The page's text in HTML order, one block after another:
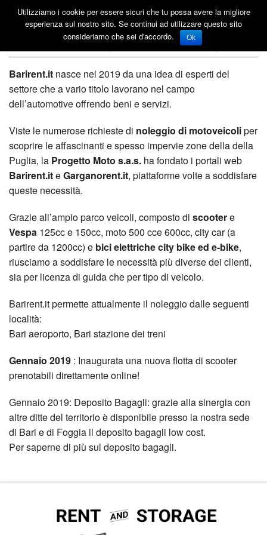
Bari Rent & Store
BariRent – Chi siamo
Barirent.it nasce nel 2019 da una idea di esperti del
settore che a vario titolo lavorano nel campo
dell’automotive offrendo beni e servizi.
Viste le numerose richieste di noleggio di motoveicoliper
scoprire le affascinanti e spesso impervie zone della della
Puglia, la Progetto Moto s.a.s. ha fondato i portali web
Barirent.iteGarganorent.it, piattaforme volte a soddisfare
queste necessità.
Grazie all’ampio parco veicoli, composto di scootere
Vespa 125cc e 150cc, moto 500 cce 600cc, city car (a
partire da 1200cc) e bici elettriche city bike ed e-bike,
riusciamo a soddisfare le necessità più diverse dei clienti,
sia per licenza di guida che per tipo di veicolo.
Barirent.it permette attualmente il noleggio dalle seguenti
località:
Bari aeroporto, Bari stazione dei treni
Gennaio 2019 : Inaugurata una nuova flotta di scooter
prenotabili direttamente online!
Gennaio 2019: Deposito Bagagli: grazie alla sinergia con
altre ditte del territorio è disponibile presso la nostra sede
di Bari e di Foggia il deposito bagagli low cost.
Per saperne di più sul deposito bagagli.
Utilizziamo i cookie per essere sicuri che tu possa avere la migliore
esperienza sul nostro sito. Se continui ad utilizzare questo sito
consideriamo che sei d'accordo.
Ok